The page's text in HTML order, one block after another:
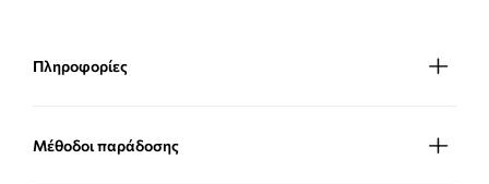
Πληροφορίες
Μέθοδοι παράδοσης